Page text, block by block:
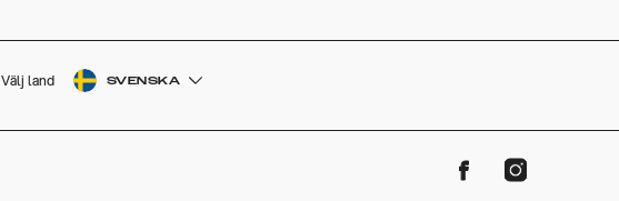
Välj land SVENSKA
ESPAÑOL